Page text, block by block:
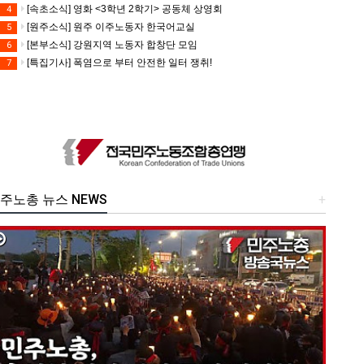
4 [속초소식] 영화 <3학년 2학기> 공동체 상영회
5 [원주소식] 원주 이주노동자 한국어교실
6 [본부소식] 강원지역 노동자 합창단 모임
7 [특집기사] 폭염으로 부터 안전한 일터 쟁취!
+
노총 뉴스 NEWS